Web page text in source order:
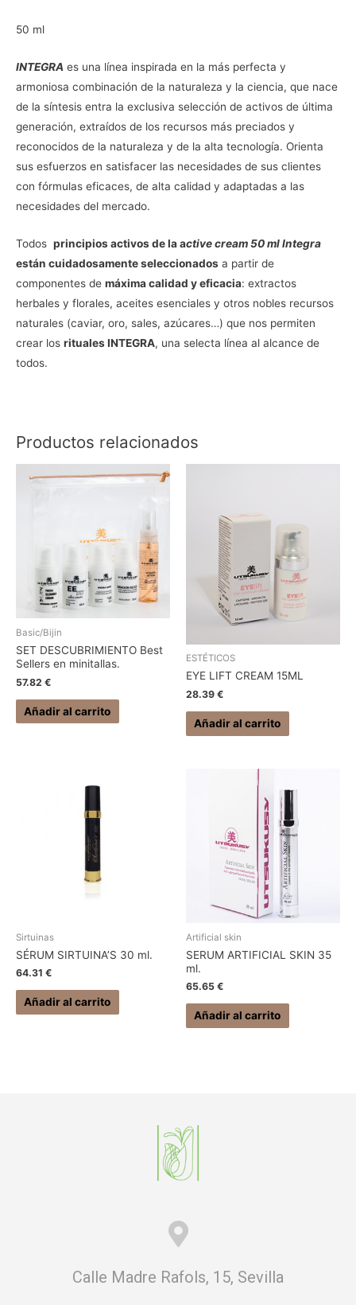
50 ml
INTEGRA es una línea inspirada en la más perfecta y
armoniosa combinación de la naturaleza y la ciencia, que nace
de la síntesis entra la exclusiva selección de activos de última
generación, extraídos de los recursos más preciados y
reconocidos de la naturaleza y de la alta tecnología. Orienta
sus esfuerzos en satisfacer las necesidades de sus clientes
con fórmulas eficaces, de alta calidad y adaptadas a las
necesidades del mercado.
Todos principios activos de la active cream 50 ml Integra
están cuidadosamente seleccionados a partir de
componentes de máxima calidad y eficacia: extractos
herbales y florales, aceites esenciales y otros nobles recursos
naturales (caviar, oro, sales, azúcares…) que nos permiten
crear los rituales INTEGRA, una selecta línea al alcance de
todos.
Productos relacionados
Basic/Bijin
SET DESCUBRIMIENTO Best
Sellers en minitallas.
57.82 €
Añadir al carrito
ESTÉTICOS
EYE LIFT CREAM 15ML
28.39 €
Añadir al carrito
Sirtuinas
SÉRUM SIRTUINA’S 30 ml.
64.31 €
Añadir al carrito
Artificial skin
SERUM ARTIFICIAL SKIN 35
ml.
65.65 €
Añadir al carrito
Calle Madre Rafols, 15, Sevilla